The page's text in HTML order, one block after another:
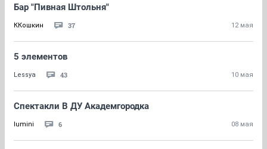
Бар "Пивная Штольня"
ККошкин 37 12 мая
5 элементов
Lessya 43 10 мая
Спектакли В ДУ Академгородка
lumini 6 08 мая